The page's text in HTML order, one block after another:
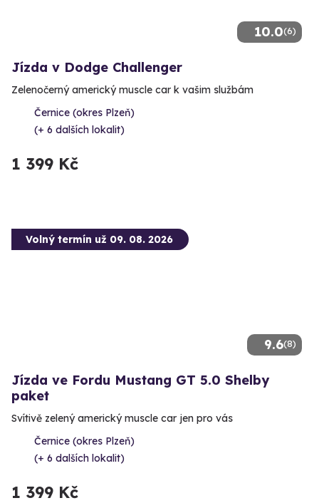
10.0(6)
Jízda v Dodge Challenger
Zelenočerný americký muscle car k vašim službám
Černice (okres Plzeň)
(+ 6 dalších lokalit)
1 399 Kč
9.6(8)
Volný termín už 09. 08. 2026
Jízda ve Fordu Mustang GT 5.0 Shelby
paket
Svítivě zelený americký muscle car jen pro vás
Černice (okres Plzeň)
(+ 6 dalších lokalit)
1 399 Kč